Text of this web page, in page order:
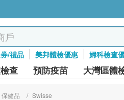
/禮品 美邦體檢優惠 婦科檢查
查 預防疫苗 大灣區體
保健品 / Swisse